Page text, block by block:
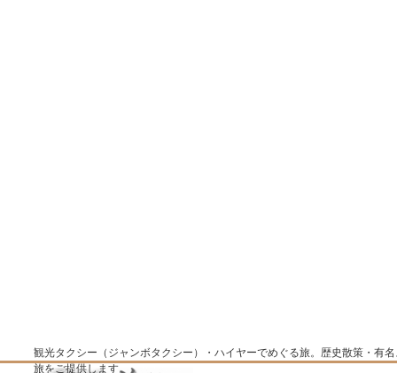
観光タクシー（ジャンボタクシー）・ハイヤーでめぐる旅。歴史散策・有
旅をご提供します。